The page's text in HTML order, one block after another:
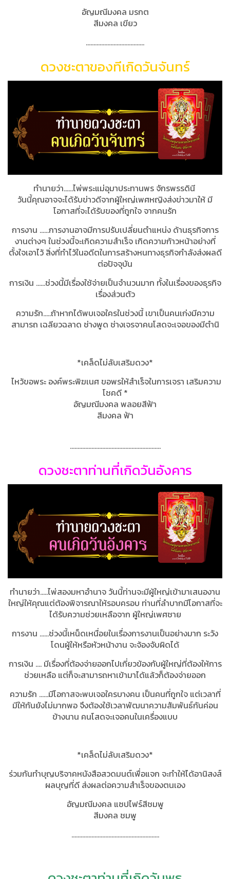
อัญมณีมงคล มรกต
สีมงคล เขียว
......................................
ดวงชะตาของทีเกิดวันจันทร์
ทำนายว่า......ไพ่พระแม่อุมาประทานพร จักรพรรดินี
วันนี้คุณอาจจะได้รับข่าวดีจากผู้ใหญ่เพศหญิงส่งข่าวมาให้ มี
โอกาสที่จะได้รับของที่ถูกใจ จากคนรัก
การงาน …...การงานอาจมีการปรับเปลี่ยนตำแหน่ง ด้านธุรกิจการ
งานต่างๆ ในช่วงนี้จะเกิดความสำเร็จ เกิดความก้าวหน้าอย่างที่
ตั้งใจเอาไว้ สิ่งที่ทำไว้ในอดีตในการสร้างหนทางธุรกิจกำลังส่งผลดี
ต่อปัจจุบัน
การเงิน ……ช่วงนี้มีเรื่องใช้จ่ายเป็นจำนวนมาก ทั้งในเรื่องของธุรกิจ
เรื่องส่วนตัว
ความรัก…..ถ้าหากได้พบเจอใครในช่วงนี้ เขาเป็นคนเก่งมีความ
สามารถ เฉลียวฉลาด ช่างพูด ช่างเจรจาคนโสดจะเจอของมีตำนิ
*เคล็ดไม่ลับเสริมดวง*
ไหว้ขอพระ องค์พระพิฆเนศ ขอพรให้สำเร็จในการเจรา เสริมความ
โชคดี*
อัญมณีมงคล พลอยสีฟ้า
สีมงคล ฟ้า
...........................................................
ดวงชะตาท่านที่เกิดวันอังคาร
ทำนายว่า.....ไพ่สองมหาอำนาจ วันนี้ท่านจะมีผู้ใหญ่เข้ามาเสนองาน
ใหญ่ให้คุณแต่ต้องพิจารณาให้รอบครอบ ท่านที่ลำบากมีโอกาสที่จะ
ได้รับความช่วยเหลือจาก ผู้ใหญ่เพศชาย
การงาน ……ช่วงนี้เหน็ดเหนื่อยในเรื่องการงานเป็นอย่างมาก ระวัง
โดนผู้ให้หรือหัวหน้างาน จะจ้องจับผิดได้
การเงิน …. มีเรื่องที่ต้องจ่ายออกไปเกี่ยวข้องกับผู้ใหญ่ที่ต้องให้การ
ช่วยเหลือ แต่ก็จะสามารถหาเข้ามาได้แล้วก็ต้องจ่ายออก
ความรัก ……มีโอกาสจะพบเจอใครบางคน เป็นคนที่ถูกใจ แต่เวลาที่
มีให้กันยังไม่มากพอ จึงต้องใช้เวลาพัฒนาความสัมพันธ์กันค่อน
ข้างนาน คนโสดจะเจอคนในเครื่องแบบ
*เคล็ดไม่ลับเสริมดวง*
ร่วมกันทำบุญบริจาคหนังสือสวดมนต์เพื่อแจก จะทำให้ได้อานิสงส์
ผลบุญที่ดี ส่งผลต่อความสำเร็จของตนเอง
อัญมณีมงคล แซปไฟร์สีชมพู
สีมงคล ชมพู
.........................................................